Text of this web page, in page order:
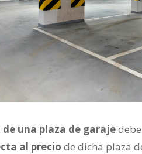
una plaza de garaje
al precio de dicha plaza